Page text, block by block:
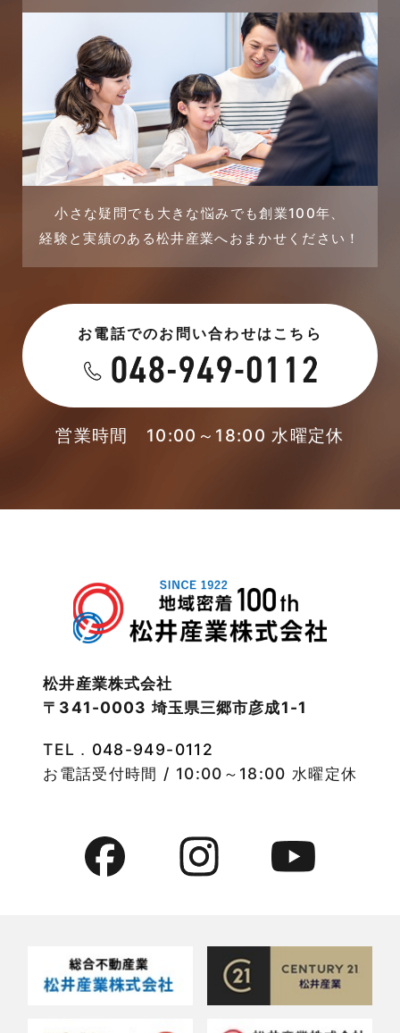
市民リフォームサービス
店舗・テナント施工事例
戸建賃貸住宅活用事例
採用情報
未分類
未分類
本店-ブログ
東武スカイツリーライン
注文住宅施工事例
物件検索
物件特集
竹ノ塚店-ブログ
貸倉庫・その他
貸店舗活用事例
2023年12月
2023年11月
2023年10月
2023年9月
2023年7月
2023年5月
2023年4月
2023年3月
2022年11月
2022年9月
2022年8月
2022年6月
2022年3月
小さな疑問でも大きな悩みでも創業100年、
経験と実績のある松井産業へおまかせください！
お電話でのお問い合わせはこちら
営業時間 10:00～18:00 水曜定休
松井産業株式会社
〒341-0003 埼玉県三郷市彦成1-1
TEL． 048-949-0112
お電話受付時間 / 10:00～18:00 水曜定休